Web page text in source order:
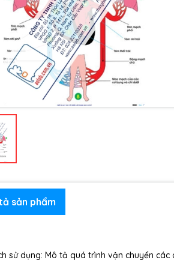
sản phẩm
sử dụng: Mô tả quá trình vận chuyển các